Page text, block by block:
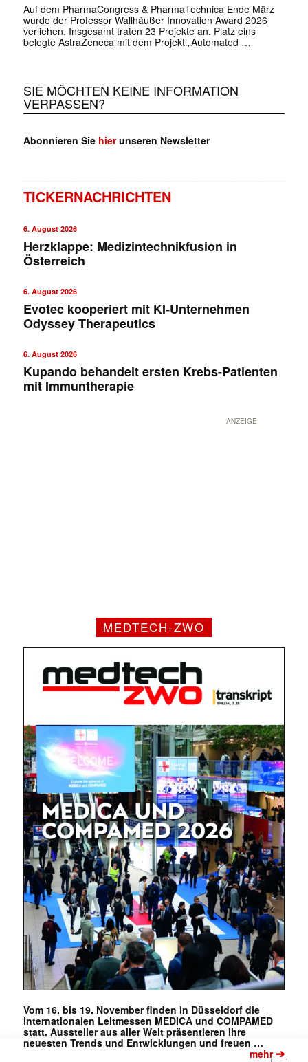
Mit dem |transkript-Newsletter
jede Woche aktuell informiert.
Mail
(erforderlich)
Auf dem PharmaCongress & PharmaTechnica Ende März
wurde der Professor Wallhäußer Innovation Award 2026
verliehen. Insgesamt traten 23 Projekte an. Platz eins
belegte AstraZeneca mit dem Projekt „Automated …
SIE MÖCHTEN KEINE INFORMATION
VERPASSEN?
Abonnieren Sie hierunseren Newsletter
TICKERNACHRICHTEN
6. August 2026
Herzklappe: Medizintechnikfusion in
Österreich
6. August 2026
Evotec kooperiert mit KI-Unternehmen
Odyssey Therapeutics
6. August 2026
Kupando behandelt ersten Krebs-Patienten
mit Immuntherapie
ANZEIGE
MEDTECH-ZWO
Vom 16. bis 19. November finden in Düsseldorf die
internationalen Leitmessen MEDICA und COMPAMED
statt. Aussteller aus aller Welt präsentieren ihre
neuesten Trends und Entwicklungen und freuen …
mehr➔